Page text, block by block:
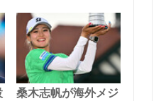
桑木志帆が海外メジ